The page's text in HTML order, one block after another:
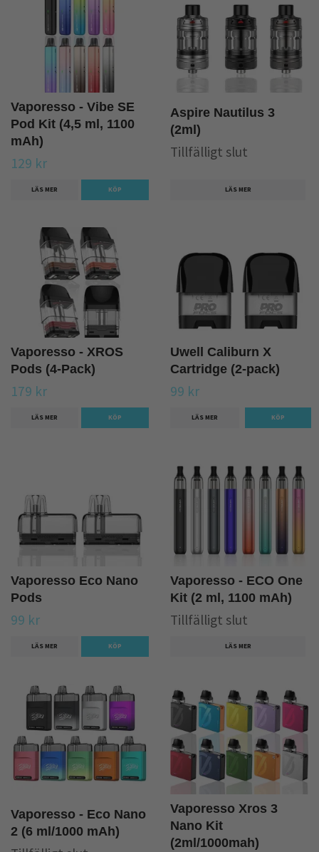
Vaporesso - Vibe SE
Pod Kit (4,5 ml, 1100
mAh)
129 kr
LÄS MER KÖP
Aspire Nautilus 3
(2ml)
Tillfälligt slut
LÄS MER
Vaporesso - XROS
Pods (4-Pack)
179 kr
LÄS MER KÖP
Uwell Caliburn X
Cartridge (2-pack)
99 kr
LÄS MER
Vaporesso Eco Nano
Pods
99 kr
LÄS MER KÖP
Vaporesso - ECO One
Kit (2 ml, 1100 mAh)
Tillfälligt slut
LÄS MER
Vaporesso - Eco Nano
2 (6 ml/1000 mAh)
Vaporesso Xros 3
Nano Kit
(2ml/1000mah)